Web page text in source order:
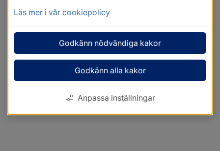
Läs mer i vår cookiepolicy
Godkänn nödvändiga kakor
Godkänn alla kakor
Anpassa inställningar